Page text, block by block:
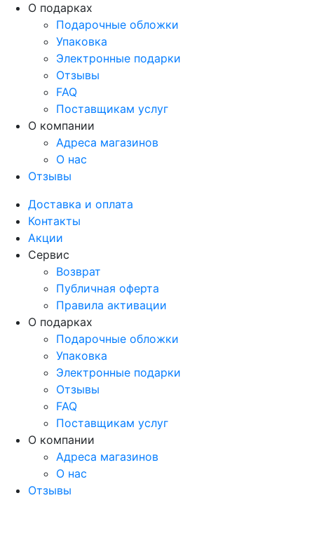
О подарках
Подарочные обложки
Упаковка
Электронные подарки
Отзывы
FAQ
Поставщикам услуг
О компании
Адреса магазинов
О нас
Отзывы
Доставка и оплата
Контакты
Акции
Сервис
Возврат
Публичная оферта
Правила активации
О подарках
Подарочные обложки
Упаковка
Электронные подарки
Отзывы
FAQ
Поставщикам услуг
О компании
Адреса магазинов
О нас
Отзывы